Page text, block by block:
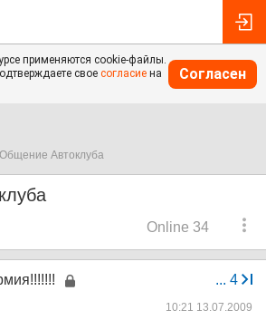
применяются cookie-файлы.
свое согласие на
Согласен
Общение Автоклуба
Online 34
... 4
10:21 13.07.2009